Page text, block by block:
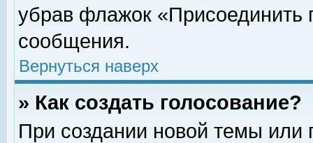
убрав флажок «Присоединить
сообщения.
Вернуться наверх
» Как создать голосование?
При создании новой темы или